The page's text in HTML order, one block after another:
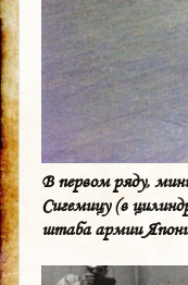
В первом ряду,
Сигемицу (в
штаба армии